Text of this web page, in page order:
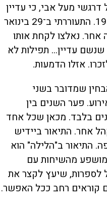
מעל אבי, כי עדיין
חי היה. היה זה ב־28 בינואר 1945. התעוררתי ב־29 בינואר
נאלצו לקחת אותו
עדיין... תפילות לא
אזלו הדמעות.
שמדובר בשני
פער השנים בין
בלבד. מכאן שכל אחד
אחר. התיאור ביידיש
התיאור ב"הלילה" הוא
מהשיחות עם
לספרות, שיעץ לקצר את
קוראים רחב ככל האפשר.